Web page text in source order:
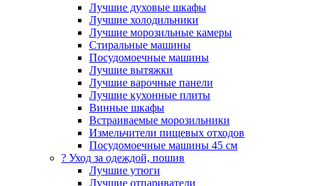
Лучшие духовые шкафы
Лучшие холодильники
Лучшие морозильные камеры
Стиральные машины
Посудомоечные машины
Лучшие вытяжки
Лучшие варочные панели
Лучшие кухонные плиты
Винные шкафы
Встраиваемые морозильники
Измельчители пищевых отходов
Посудомоечные машины 45 см
? Уход за одеждой, пошив
Лучшие утюги
Лучшие отпариватели